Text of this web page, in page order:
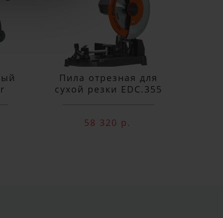
Пила отрезная для
сухой резки EDC.355
58 320 р.